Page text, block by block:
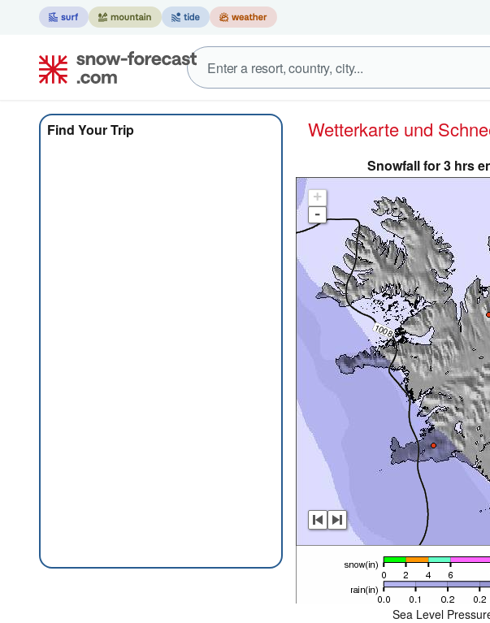
Find Your Trip Wetterkarte und
Snowfall for 3 hrs
+
-
Sea Level